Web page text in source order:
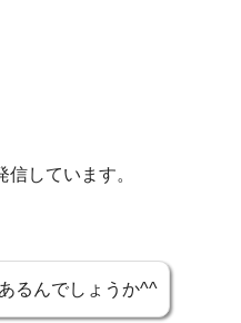
しています。
るんでしょうか^^